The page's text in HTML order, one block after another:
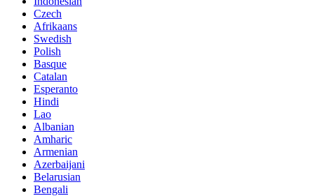
Czech
Afrikaans
Swedish
Polish
Basque
Catalan
Esperanto
Hindi
Lao
Albanian
Amharic
Armenian
Azerbaijani
Belarusian
Bengali